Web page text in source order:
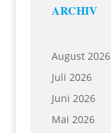
ARCHIV
August 2026
Juli 2026
Juni 2026
Mai 2026